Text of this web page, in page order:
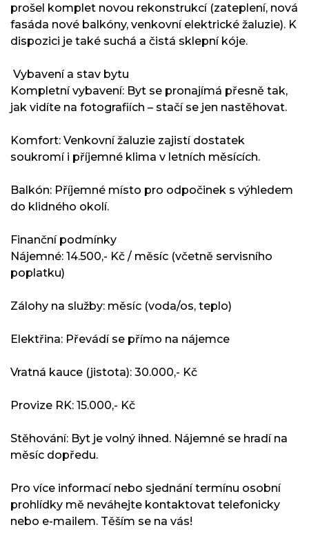
prošel komplet novou rekonstrukcí (zateplení, nová
fasáda nové balkóny, venkovní elektrické žaluzie). K
dispozici je také suchá a čistá sklepní kóje.
️ Vybavení a stav bytu
Kompletní vybavení: Byt se pronajímá přesně tak,
jak vidíte na fotografiích – stačí se jen nastěhovat.
Komfort: Venkovní žaluzie zajistí dostatek
soukromí i příjemné klima v letních měsících.
Balkón: Příjemné místo pro odpočinek s výhledem
do klidného okolí.
Finanční podmínky
Nájemné: 14.500,- Kč / měsíc (včetně servisního
poplatku)
Zálohy na služby: měsíc (voda/os, teplo)
Elektřina: Převádí se přímo na nájemce
Vratná kauce (jistota): 30.000,- Kč
Provize RK: 15.000,- Kč
Stěhování: Byt je volný ihned. Nájemné se hradí na
měsíc dopředu.
Pro více informací nebo sjednání termínu osobní
prohlídky mě neváhejte kontaktovat telefonicky
nebo e-mailem. Těším se na vás!